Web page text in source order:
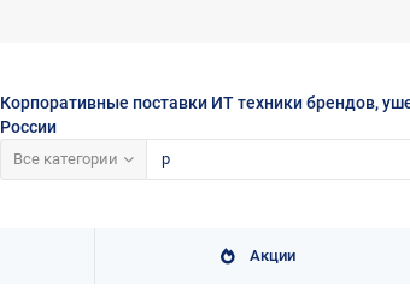
Корпоративные поставки ИТ техники брендов,
России
Все категории
Акции